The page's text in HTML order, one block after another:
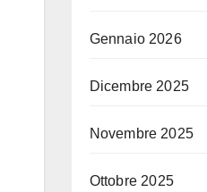
Gennaio 2026
Dicembre 2025
Novembre 2025
Ottobre 2025